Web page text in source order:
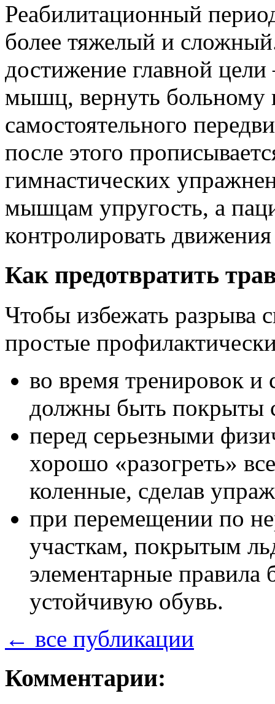
Реабилитационный
более тяжелый и
достижение главной
мышц, вернуть больному
самостоятельного
после этого
гимнастических
мышцам упругость, а
контролировать движения
Как предотвратить
Чтобы избежать разрыва
простые
во время тренировок и
должны быть покрыты
перед серьезными
хорошо «разогреть»
коленные, сделав
при перемещении по
участкам, покрытым
элементарные правила
устойчивую обувь.
← все публикации
Комментарии: